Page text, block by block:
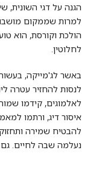
הגנה על דגי השונית,
למרות שממקום
הולכת וקורסת, הוא
לחלוטין.
באשר לג'מייקה,
לנסות להחזיר עטרה
לאלמוגים, קידמו
איסור דיג, ורתמו
להבטיח שמירה
נעלמה שבה לחיים. גם